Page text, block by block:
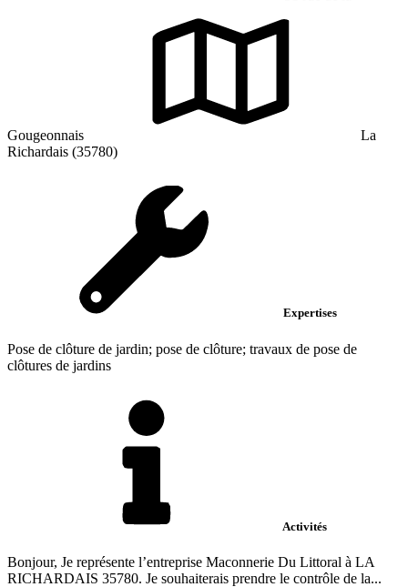
Gougeonnais
La
Richardais (35780)
Expertises
Pose de clôture de jardin; pose de clôture; travaux de pose de
clôtures de jardins
Activités
Bonjour, Je représente l’entreprise Maconnerie Du Littoral à LA
RICHARDAIS 35780. Je souhaiterais prendre le contrôle de la...